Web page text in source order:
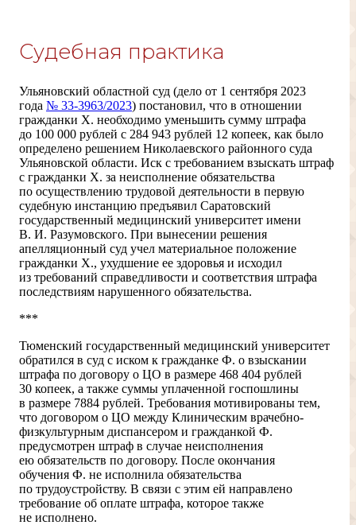
Судебная практика
Ульяновский областной суд (дело от 1 сентября 2023
года № 33-3963/2023) постановил, что в отношении
гражданки Х. необходимо уменьшить сумму штрафа
до 100 000 рублей с 284 943 рублей 12 копеек, как было
определено решением Николаевского районного суда
Ульяновской области. Иск с требованием взыскать штраф
с гражданки Х. за неисполнение обязательства
по осуществлению трудовой деятельности в первую
судебную инстанцию предъявил Саратовский
государственный медицинский университет имени
В. И. Разумовского. При вынесении решения
апелляционный суд учел материальное положение
гражданки Х., ухудшение ее здоровья и исходил
из требований справедливости и соответствия штрафа
последствиям нарушенного обязательства.
***
Тюменский государственный медицинский университет
обратился в суд с иском к гражданке Ф. о взыскании
штрафа по договору о ЦО в размере 468 404 рублей
30 копеек, а также суммы уплаченной госпошлины
в размере 7884 рублей. Требования мотивированы тем,
что договором о ЦО между Клиническим врачебно-
физкультурным диспансером и гражданкой Ф.
предусмотрен штраф в случае неисполнения
ею обязательств по договору. После окончания
обучения Ф. не исполнила обязательства
по трудоустройству. В связи с этим ей направлено
требование об оплате штрафа, которое также
не исполнено.